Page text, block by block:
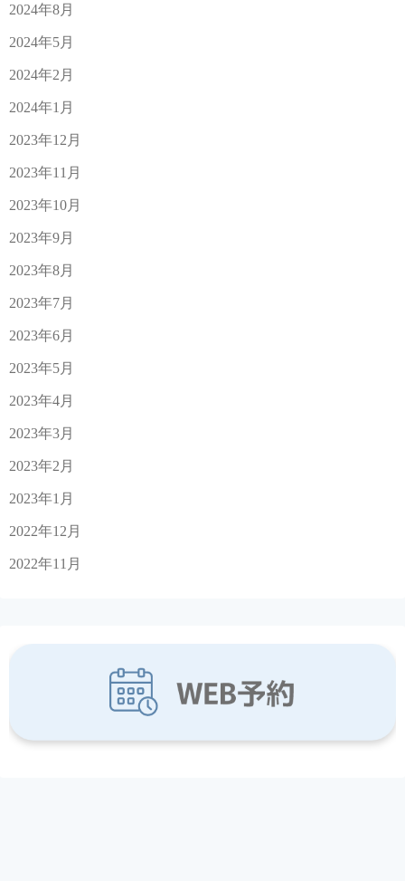
2024年8月
2024年5月
2024年2月
2024年1月
2023年12月
2023年11月
2023年10月
2023年9月
2023年8月
2023年7月
2023年6月
2023年5月
2023年4月
2023年3月
2023年2月
2023年1月
2022年12月
2022年11月